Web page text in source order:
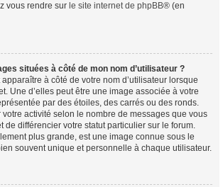
vous rendre sur le site internet de phpBB® (en
situées à côté de mon nom d’utilisateur ?
à côté de votre nom d’utilisateur lorsque
Une d’elles peut être une image associée à votre
par des étoiles, des carrés ou des ronds.
votre activité selon le nombre de messages que vous
de différencier votre statut particulier sur le forum.
plus grande, est une image connue sous le
souvent unique et personnelle à chaque utilisateur.